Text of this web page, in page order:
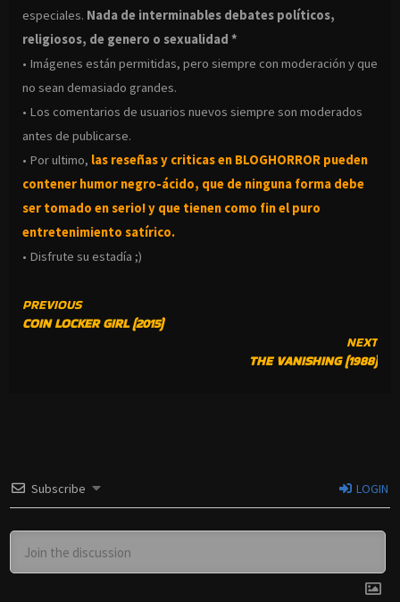
especiales. Nada de interminables debates políticos,
religiosos, de genero o sexualidad *
• Imágenes están permitidas, pero siempre con moderación y que
no sean demasiado grandes.
• Los comentarios de usuarios nuevos siempre son moderados
antes de publicarse.
• Por ultimo, las reseñas y criticas en BLOGHORROR pueden
contener humor negro-ácido, que de ninguna forma debe
ser tomado en serio! y que tienen como fin el puro
entretenimiento satírico.
• Disfrute su estadía ;)
CONTINUE
READING
PREVIOUS
COIN LOCKER GIRL (2015)
NEXT
THE VANISHING (1988)
Subscribe LOGIN